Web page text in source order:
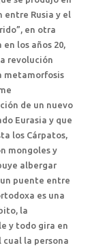
entre Rusia y el
en otra
los años 20,
revolución
metamorfosis
de un nuevo
Eurasia y que
los Cárpatos,
mongoles y
albergar
puente entre
es una
la
y todo gira en
cual la persona